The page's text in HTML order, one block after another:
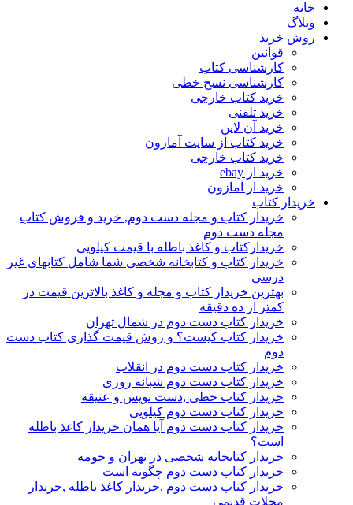
خانه
وبلاگ
روش خرید
قوانین
کارشناسی کتاب
کارشناسی نسخ خطی
خرید کتاب خارجی
خرید تلفنی
خرید آن لاین
خرید کتاب از سایت آمازون
خرید کتاب خارجی
خرید از ebay
خرید از آمازون
خریدار کتاب
خریدار کتاب و مجله دست دوم, خرید و فروش کتاب
مجله دست دوم
خریدارکتاب و کاغذ باطله با قیمت کیلویی
خریدار کتاب و کتابخانه شخصی شما شامل کتابهای غیر
درسی
بهترین خریدار کتاب و مجله و کاغذ بالاترین قیمت در
کمتر از ده دقیقه
خریدار کتاب دست دوم در شمال تهران
خریدار کتاب کیست؟ و روش قیمت گذاری کتاب دست
دوم
خریدار کتاب دست دوم در انقلاب
خریدار کتاب دست دوم شبانه روزی
خریدار کتاب خطی ,دست نویس و عتیقه
خریدار کتاب دست دوم کیلویی
خریدار کتاب دست دوم آیا همان خریدار کاغذ باطله
است؟
خریدار کتابخانه شخصی در تهران و حومه
خریدار کتاب دست دوم چگونه است
خریدار کتاب دست دوم ,خریدار کاغذ باطله ,خریدار
مجلات قدیمی